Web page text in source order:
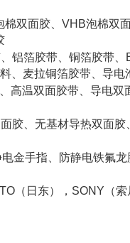
棉双面胶、VHB泡棉双
铝箔胶带、铜箔胶带
、麦拉铜箔胶带、导电
高温双面胶带、导电
胶、无基材导热双面
金手指、防静电铁氟
（日东），SONY（